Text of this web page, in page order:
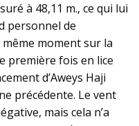
à 48,11 m., ce qui lui
personnel de
moment sur la
première fois en lice
d’Aweys Haji
précédente. Le vent
mais cela n’a